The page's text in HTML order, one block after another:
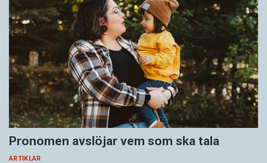
Pronomen avslöjar vem som ska tala
ARTIKLAR